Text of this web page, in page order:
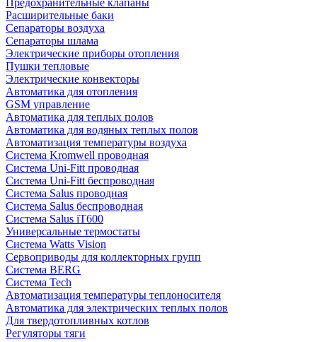
Расширительные баки
Сепараторы воздуха
Сепараторы шлама
Электрические приборы отопления
Пушки тепловые
Электрические конвекторы
Автоматика для отопления
GSM управление
Автоматика для теплых полов
Автоматика для водяных теплых полов
Автоматизация температуры воздуха
Система Kromwell проводная
Система Uni-Fitt проводная
Система Uni-Fitt беспроводная
Система Salus проводная
Система Salus беспроводная
Система Salus iT600
Универсальные термостаты
Система Watts Vision
Сервоприводы для коллекторных групп
Система BERG
Система Tech
Автоматизация температуры теплоносителя
Автоматика для электрических теплых полов
Для твердотопливных котлов
Регуляторы тяги